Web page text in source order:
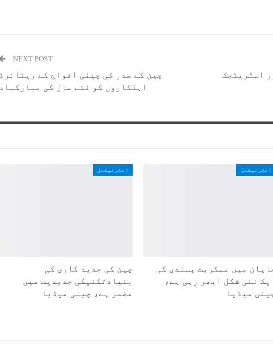
اسٹریٹجک
NEXT POST
چین کے صدر کی چینی افواج کے ریٹائرڈ
اہلکاروں کو نئے سال کی مبارکباد
انٹرنیشنل
میں عسکریت پسندی کی
ایک نئی شکل ابھر رہی ہے،
میڈیا
انٹرنیشنل
چین کی جدید کاری کی
بنیادتکنیکی جدیدیت میں
مضمر ہے، چینی میڈیا